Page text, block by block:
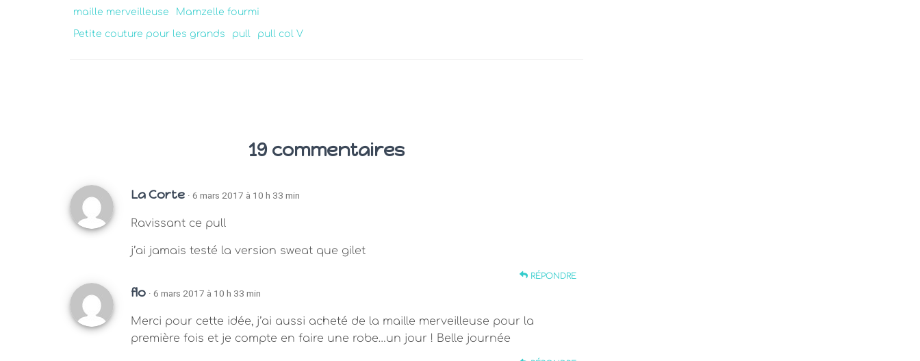
maille merveilleuse Mamzelle fourmi
Petite couture pour les grands pull pull col V
19 commentaires
La Corte · 6 mars 2017 à 10 h 33 min
Ravissant ce pull
j’ai jamais testé la version sweat que gilet
RÉPONDRE
flo · 6 mars 2017 à 10 h 33 min
Merci pour cette idée, j’ai aussi acheté de la maille merveilleuse pour la
première fois et je compte en faire une robe…un jour ! Belle journée